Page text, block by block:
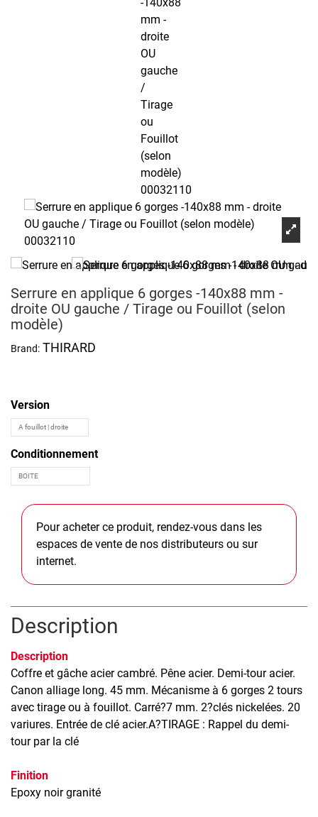
Serrure en applique 6 gorges -140x88 mm -
droite OU gauche / Tirage ou Fouillot (selon
modèle)
Brand: THIRARD
Version
Conditionnement
Pour acheter ce produit, rendez-vous dans les
espaces de vente de nos distributeurs ou sur
internet.
Description
Description
Coffre et gâche acier cambré. Pêne acier. Demi-tour acier.
Canon alliage long. 45 mm. Mécanisme à 6 gorges 2 tours
avec tirage ou à fouillot. Carré?7 mm. 2?clés nickelées. 20
variures. Entrée de clé acier.A?TIRAGE : Rappel du demi-
tour par la clé
Finition
Epoxy noir granité